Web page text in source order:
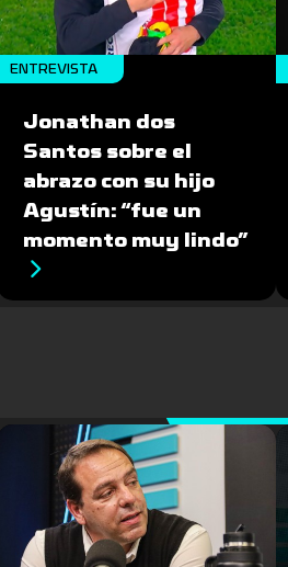
ENTREVISTA
Jonathan dos
Santos sobre el
abrazo con su hijo
Agustín: “fue un
momento muy lindo”